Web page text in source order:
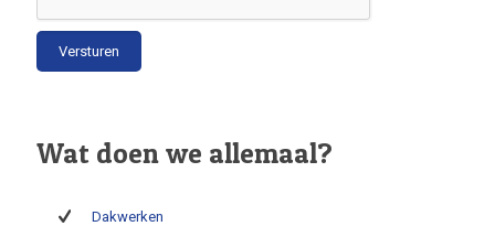
Wat doen we allemaal?
Dakwerken